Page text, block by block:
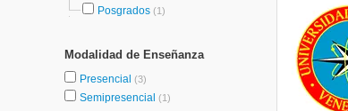
Posgrados (1)
Modalidad de Enseñanza
Presencial (3)
Semipresencial (1)